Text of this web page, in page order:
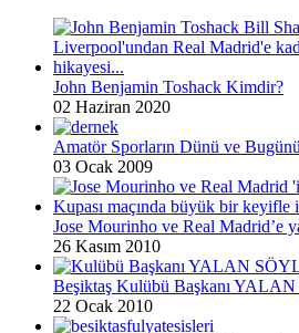
John Benjamin Toshack Kimdir?
02 Haziran 2020
Amatör Sporların Dünü ve Bugünü
03 Ocak 2009
Jose Mourinho ve Real Madrid’e
26 Kasım 2010
Beşiktaş Kulübü Başkanı
22 Ocak 2010